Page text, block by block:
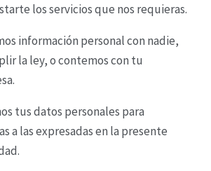
los servicios que nos requieras.
información personal con nadie,
la ley, o contemos con tu
tus datos personales para
a las expresadas en la presente